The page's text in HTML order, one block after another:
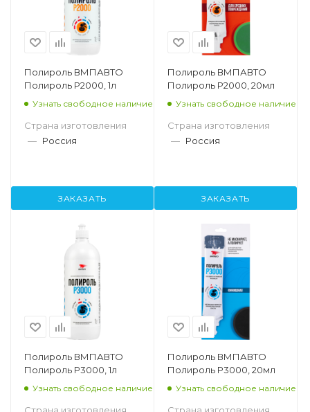
Полироль ВМПАВТО
Полироль P2000, 1л
Узнать свободное наличие
Страна изготовления
— Россия
ЗАКАЗАТЬ
Полироль ВМПАВТО
Полироль P2000, 20мл
Узнать свободное наличие
Страна изготовления
— Россия
ЗАКАЗАТЬ
Полироль ВМПАВТО
Полироль P3000, 1л
Узнать свободное наличие
Полироль ВМПАВТО
Полироль P3000, 20мл
Узнать свободное наличие